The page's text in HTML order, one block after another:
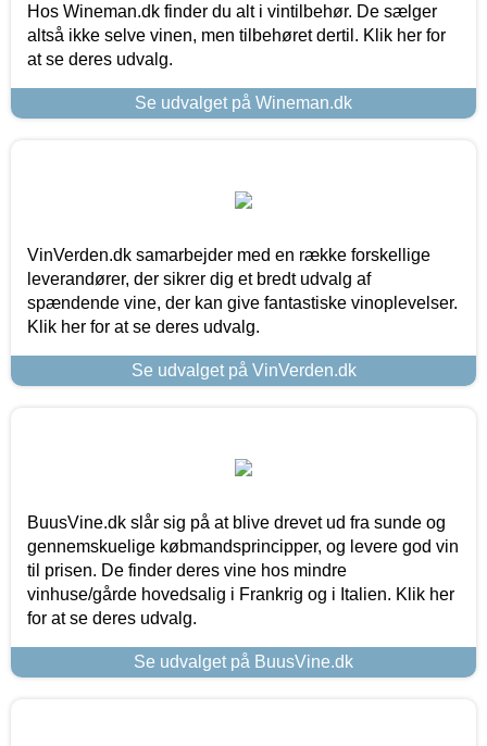
Hos Wineman.dk finder du alt i vintilbehør. De sælger
altså ikke selve vinen, men tilbehøret dertil. Klik her for
at se deres udvalg.
Se udvalget på Wineman.dk
VinVerden.dk samarbejder med en række forskellige
leverandører, der sikrer dig et bredt udvalg af
spændende vine, der kan give fantastiske vinoplevelser.
Klik her for at se deres udvalg.
Se udvalget på VinVerden.dk
BuusVine.dk slår sig på at blive drevet ud fra sunde og
gennemskuelige købmandsprincipper, og levere god vin
til prisen. De finder deres vine hos mindre
vinhuse/gårde hovedsalig i Frankrig og i Italien. Klik her
for at se deres udvalg.
Se udvalget på BuusVine.dk